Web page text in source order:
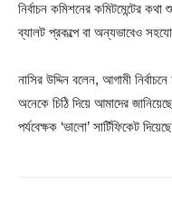
নির্বাচন কমিশনের কমিটমেন্টের
ব্যালট প্রকল্পে বা অন্যভাবেও
নাসির উদ্দিন বলেন, আগামী
অনেকে চিঠি দিয়ে আমাদের
পর্যবেক্ষক ‘ভালো’ সার্টিফিকেট